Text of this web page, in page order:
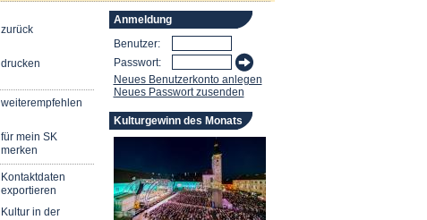
zurück
drucken
weiterempfehlen
für mein SK
merken
Kontaktdaten
exportieren
Kultur in der
Anmeldung
Benutzer:
Passwort:
Neues Benutzerkonto anlegen
Neues Passwort zusenden
Kulturgewinn des Monats